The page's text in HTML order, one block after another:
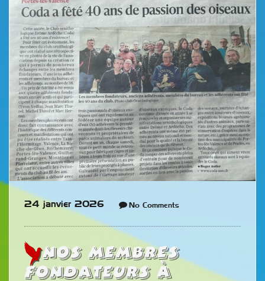
24 janvier 2026 No Comments
Nos membres
fondateurs à